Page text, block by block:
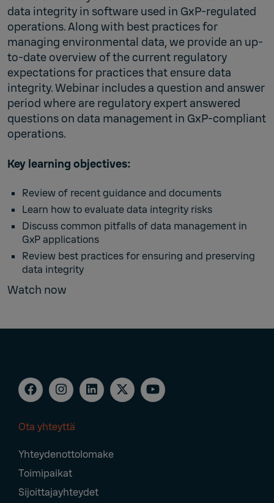
data integrity in software used in GxP-regulated
operations. Along with best practices for
managing environmental data, we provide an up-
to-date overview of the current regulatory
expectations for practices that ensure data
integrity. Webinar includes a question and answer
period where are regulatory expert answered
questions on data management in GxP-compliant
operations.
Key learning objectives:
Review of recent guidance and documents
Learn how to evaluate data integrity risks
Discuss common pitfalls of data management in
GxP applications
Review best practices for ensuring and preserving
data integrity
Watch now
Navigation
Ota yhteyttä
Yhteydenottolomake
Toimipaikat
Sijoittajayhteydet